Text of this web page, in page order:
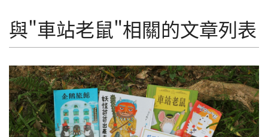
與"車站老鼠"相關的文章列表